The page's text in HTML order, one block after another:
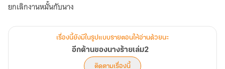
ยกเลิกงานหมั้นกับนาง
เรื่องนี้ยังมีในรูปแบบรายตอนให้อ่านด้วยนะ
อีกด้านของนางร้ายเล่ม2
ติดตามเรื่องนี้